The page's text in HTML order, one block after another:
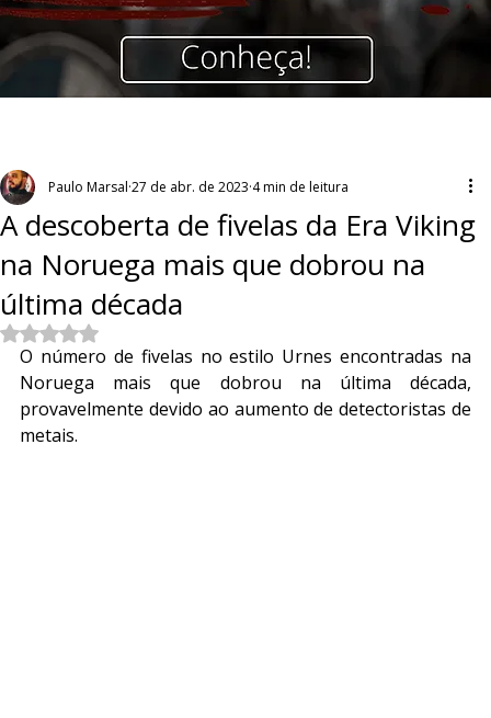
A descoberta de fivelas da Era Viking
na Noruega mais que dobrou na
última década
Paulo Marsal 27 de abr. de 2023 4 min de leitura
Avaliado com NaN de 5 estrelas.
O número de fivelas no estilo Urnes encontradas na
Noruega mais que dobrou na última década,
provavelmente devido ao aumento de detectoristas de
metais.